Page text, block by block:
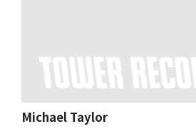
Michael Taylor